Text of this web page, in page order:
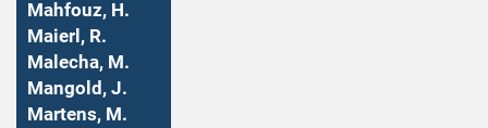
Mahfouz, H.
Maierl, R.
Malecha, M.
Mangold, J.
Martens, M.